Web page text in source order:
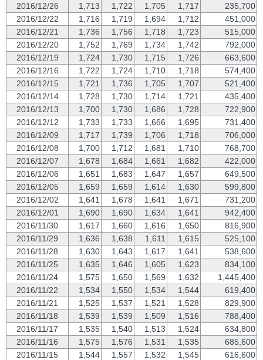
2016/12/26
1,713 1,722 1,705 1,717
235,700
2016/12/22
1,716 1,719 1,694 1,712
451,000
2016/12/21
1,736 1,756 1,718 1,723
515,000
2016/12/20
1,752 1,769 1,734 1,742
792,000
2016/12/19
1,724 1,730 1,715 1,726
663,600
2016/12/16
1,722 1,724 1,710 1,718
574,400
2016/12/15
1,721 1,736 1,705 1,707
521,400
2016/12/14
1,728 1,730 1,714 1,721
435,400
2016/12/13
1,700 1,730 1,686 1,728
722,900
2016/12/12
1,733 1,733 1,666 1,695
731,400
2016/12/09
1,717 1,739 1,706 1,718
706,000
2016/12/08
1,700 1,712 1,681 1,710
768,700
2016/12/07
1,678 1,684 1,661 1,682
422,000
2016/12/06
1,651 1,683 1,647 1,657
649,500
2016/12/05
1,659 1,659 1,614 1,630
599,800
2016/12/02
1,641 1,678 1,641 1,671
731,200
2016/12/01
1,690 1,690 1,634 1,641
942,400
2016/11/30
1,617 1,660 1,616 1,650
816,900
2016/11/29
1,636 1,638 1,611 1,615
525,100
2016/11/28
1,630 1,643 1,617 1,641
538,600
2016/11/25
1,635 1,646 1,605 1,623
834,100
2016/11/24
1,575 1,650 1,569 1,632
1,445,400
2016/11/22
1,534 1,550 1,534 1,544
619,400
2016/11/21
1,525 1,537 1,521 1,528
829,900
2016/11/18
1,539 1,539 1,509 1,516
788,400
2016/11/17
1,535 1,540 1,513 1,524
634,800
2016/11/16
1,575 1,576 1,531 1,535
685,600
2016/11/15
1,544 1,557 1,532 1,545
616,600